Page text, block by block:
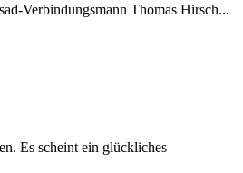
Verbindungsmann Thomas Hirsch...
Es scheint ein glückliches